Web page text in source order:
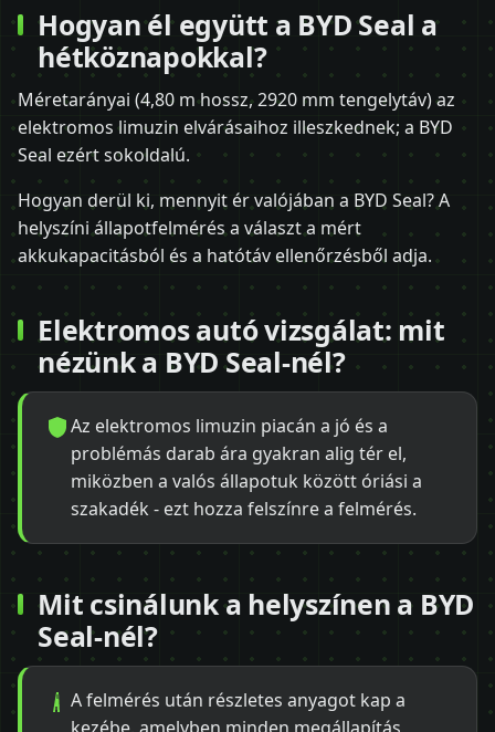
Hogyan él együtt a BYD Seal a
hétköznapokkal?
Méretarányai (4,80 m hossz, 2920 mm tengelytáv) az
elektromos limuzin elvárásaihoz illeszkednek; a BYD
Seal ezért sokoldalú.
Hogyan derül ki, mennyit ér valójában a BYD Seal? A
helyszíni állapotfelmérés a választ a mért
akkukapacitásból és a hatótáv ellenőrzésből adja.
Elektromos autó vizsgálat: mit
nézünk a BYD Seal-nél?
Az elektromos limuzin piacán a jó és a
problémás darab ára gyakran alig tér el,
miközben a valós állapotuk között óriási a
szakadék - ezt hozza felszínre a felmérés.
Mit csinálunk a helyszínen a BYD
Seal-nél?
A felmérés után részletes anyagot kap a